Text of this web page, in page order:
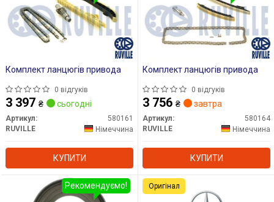
Комплект ланцюгів привода
0 відгуків
3 397 ₴ сьогодні
Артикул:
580161
RUVILLE
Німеччина
КУПИТИ
Комплект ланцюгів привода
0 відгуків
3 756 ₴ завтра
Артикул:
580164
RUVILLE
Німеччина
КУПИТИ
Рекомендуємо! Оригінал